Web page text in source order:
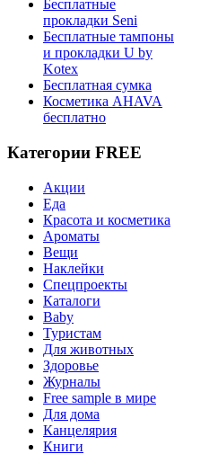
Бесплатные
прокладки Seni
Бесплатные тампоны
и прокладки U by
Kotex
Бесплатная сумка
Косметика AHAVA
бесплатно
Категории FREE
Акции
Еда
Красота и косметика
Ароматы
Вещи
Наклейки
Спецпроекты
Каталоги
Baby
Туристам
Для животных
Здоровье
Журналы
Free sample в мире
Для дома
Канцелярия
Книги